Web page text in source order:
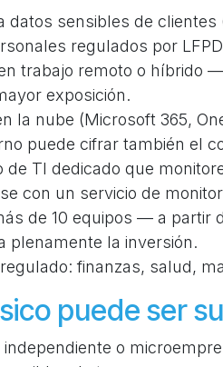
datos sensibles de
regulados por
trabajo remoto o híbrido
exposición.
la nube (Microsoft 365,
puede cifrar también el
de TI dedicado que
con un servicio de
de 10 equipos — a partir
plenamente la inversión.
finanzas, salud,
puede ser
o